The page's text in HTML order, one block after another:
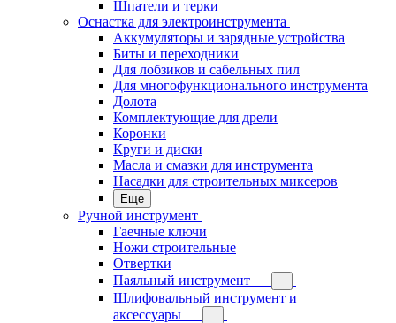
Шпатели и терки
Оснастка для электроинструмента
Аккумуляторы и зарядные устройства
Биты и переходники
Для лобзиков и сабельных пил
Для многофункционального инструмента
Долота
Комплектующие для дрели
Коронки
Круги и диски
Масла и смазки для инструмента
Насадки для строительных миксеров
Еще
Ручной инструмент
Гаечные ключи
Ножи строительные
Отвертки
Паяльный инструмент
Шлифовальный инструмент и
аксессуары